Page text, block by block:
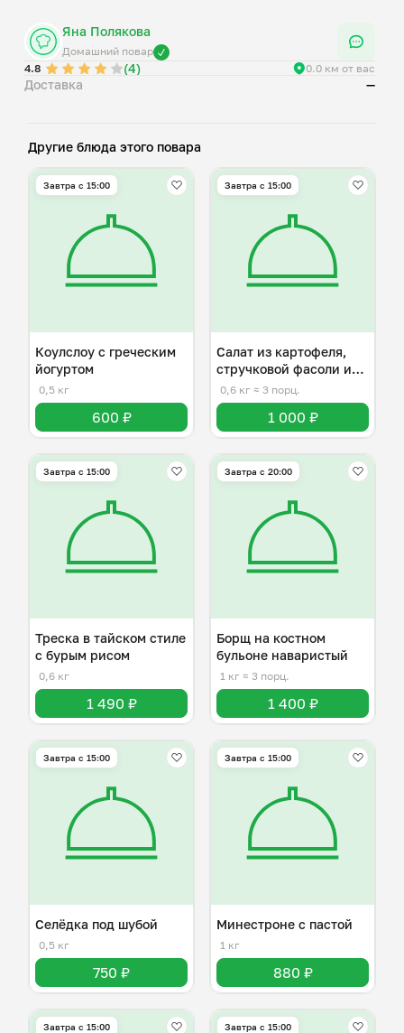
Яна Полякова
Домашний повар
4.8
(4) 0.0 км от вас
Доставка —
Другие блюда этого повара
Завтра c 15:00
Коулслоу с греческим
йогуртом
0,5 кг
600 ₽
Завтра c 15:00
Салат из картофеля,
стручковой фасоли и
каперсов
0,6 кг ≈ 3 порц.
1 000 ₽
Завтра c 15:00
Треска в тайском стиле
с бурым рисом
0,6 кг
1 490 ₽
Завтра c 20:00
Борщ на костном
бульоне наваристый
1 кг ≈ 3 порц.
1 400 ₽
Завтра c 15:00
Селёдка под шубой
0,5 кг
750 ₽
Завтра c 15:00
Минестроне с пастой
1 кг
880 ₽
Завтра c 15:00 Завтра c 15:00